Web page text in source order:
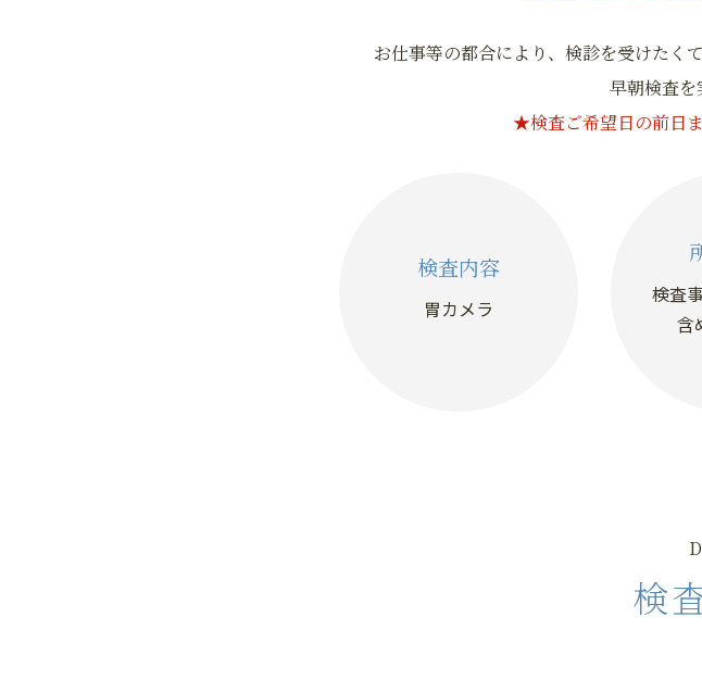
お仕事等の都合により、検診を受けたく
早朝検査を
★検査ご希望日の前日
検査内容
胃カメラ
検査
含
検